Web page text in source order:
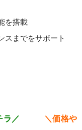
を搭載
スまでをサポート
ラ／ ＼価格や